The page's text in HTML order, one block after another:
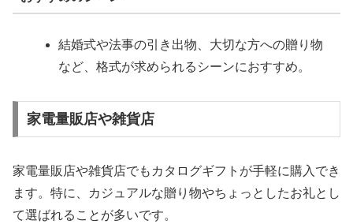
結婚式や法事の引き出物、大切な方への贈り物
など、格式が求められるシーンにおすすめ。
家電量販店や雑貨店
家電量販店や雑貨店でもカタログギフトが手軽に購入でき
ます。特に、カジュアルな贈り物やちょっとしたお礼とし
て選ばれることが多いです。